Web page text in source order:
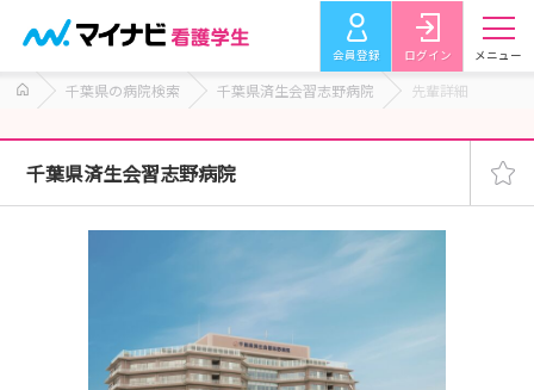
会員登録 ログイン メニュー
千葉県の病院検索 千葉県済生会習志野病院 先輩詳細
千葉県済生会習志野病院